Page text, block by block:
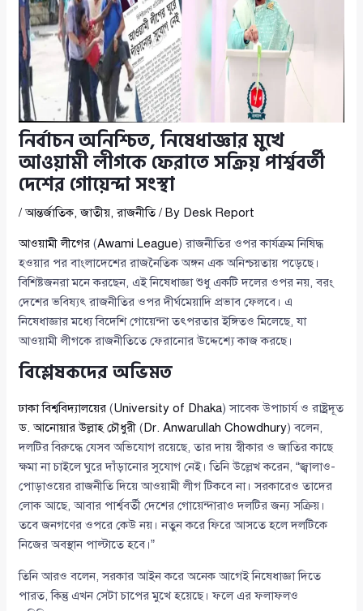
নির্বাচন অনিশ্চিত, নিষেধাজ্ঞার মুখে
আওয়ামী লীগকে ফেরাতে সক্রিয় পার্শ্ববর্তী
দেশের গোয়েন্দা সংস্থা
/আন্তর্জাতিক,জাতীয়,রাজনীতি/ By Desk Report
আওয়ামী লীগের (Awami League) রাজনীতির ওপর কার্যক্রম নিষিদ্ধ
হওয়ার পর বাংলাদেশের রাজনৈতিক অঙ্গন এক অনিশ্চয়তায় পড়েছে।
বিশিষ্টজনরা মনে করছেন, এই নিষেধাজ্ঞা শুধু একটি দলের ওপর নয়, বরং
দেশের ভবিষ্যৎ রাজনীতির ওপর দীর্ঘমেয়াদি প্রভাব ফেলবে। এ
নিষেধাজ্ঞার মধ্যে বিদেশি গোয়েন্দা তৎপরতার ইঙ্গিতও মিলেছে, যা
আওয়ামী লীগকে রাজনীতিতে ফেরানোর উদ্দেশ্যে কাজ করছে।
বিশ্লেষকদের অভিমত
ঢাকা বিশ্ববিদ্যালয়ের (University of Dhaka) সাবেক উপাচার্য ও রাষ্ট্রদূত
ড. আনোয়ার উল্লাহ চৌধুরী ( Dr. Anwarullah Chowdhury) বলেন,
দলটির বিরুদ্ধে যেসব অভিযোগ রয়েছে, তার দায় স্বীকার ও জাতির কাছে
ক্ষমা না চাইলে ঘুরে দাঁড়ানোর সুযোগ নেই। তিনি উল্লেখ করেন, “জ্বালাও-
পোড়াওয়ের রাজনীতি দিয়ে আওয়ামী লীগ টিকবে না। সরকারেও তাদের
লোক আছে, আবার পার্শ্ববর্তী দেশের গোয়েন্দারাও দলটির জন্য সক্রিয়।
তবে জনগণের ওপরে কেউ নয়। নতুন করে ফিরে আসতে হলে দলটিকে
নিজের অবস্থান পাল্টাতে হবে।”
তিনি আরও বলেন, সরকার আইন করে অনেক আগেই নিষেধাজ্ঞা দিতে
পারত, কিন্তু এখন সেটা চাপের মুখে হয়েছে। ফলে এর ফলাফলও